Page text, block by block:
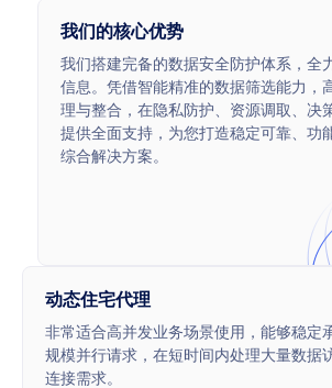
我们的核心优势
我们搭建完备的数据安全防护体系，全
信息。凭借智能精准的数据筛选能力，
理与整合，在隐私防护、资源调取、决
提供全面支持，为您打造稳定可靠、功
综合解决方案。
动态住宅代理
非常适合高并发业务场景使用，能够稳定
规模并行请求，在短时间内处理大量数据
连接需求。